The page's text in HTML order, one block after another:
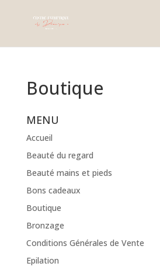
Boutique
MENU
Accueil
Beauté du regard
Beauté mains et pieds
Bons cadeaux
Boutique
Bronzage
Conditions Générales de Vente
Epilation